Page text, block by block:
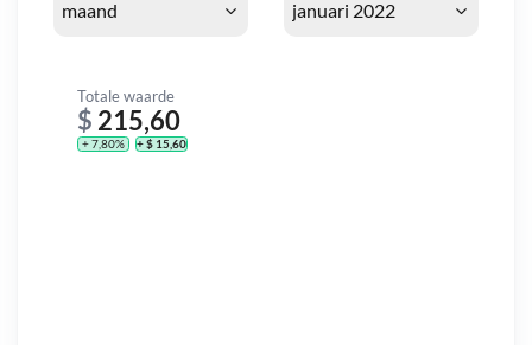
Totale waarde
$ 215,60
+ 7,80% + $ 15,60